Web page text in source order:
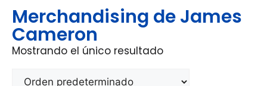
Merchandising de James
Cameron
Mostrando el único resultado